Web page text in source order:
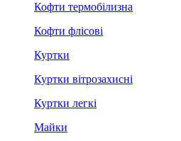
Кофти термобілизна
Кофти флісові
Куртки
Куртки вітрозахисні
Куртки легкі
Майки